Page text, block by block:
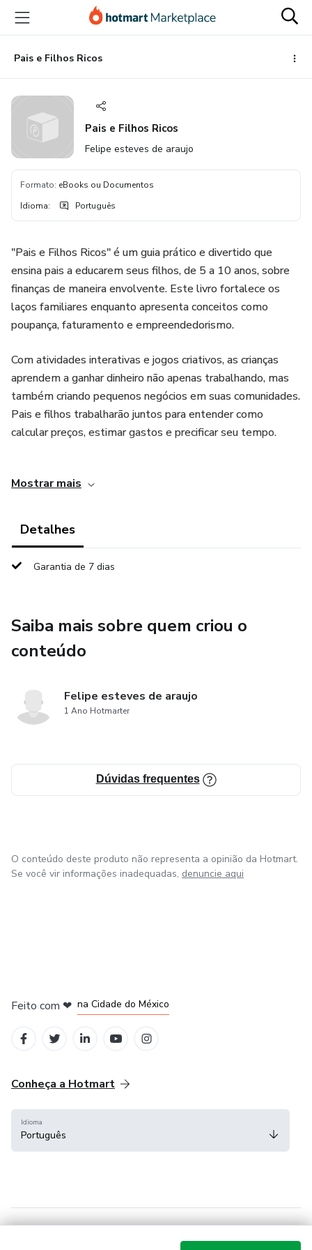
para
conteúdo
principal
para
pagamento
para
rodapé
Pais e Filhos Ricos
Pais e Filhos Ricos
Felipe esteves de araujo
Formato: eBooks ou Documentos
Idioma: Português
"Pais e Filhos Ricos" é um guia prático e divertido que
ensina pais a educarem seus filhos, de 5 a 10 anos, sobre
finanças de maneira envolvente. Este livro fortalece os
laços familiares enquanto apresenta conceitos como
poupança, faturamento e empreendedorismo.
Com atividades interativas e jogos criativos, as crianças
aprendem a ganhar dinheiro não apenas trabalhando, mas
também criando pequenos negócios em suas comunidades.
Pais e filhos trabalharão juntos para entender como
calcular preços, estimar gastos e precificar seu tempo.
é uma oportunidade de construir uma base sólida para o
momentos juntos.
Mostrar mais
Detalhes
Garantia de 7 dias
Saiba mais sobre quem criou o
conteúdo
Felipe esteves de araujo
1 Ano Hotmarter
Dúvidas frequentes
O conteúdo deste produto não representa a opinião da Hotmart.
Se você vir informações inadequadas, denuncie aqui
Feito com ❤ na Cidade do México
Conheça a Hotmart
Idioma
Português